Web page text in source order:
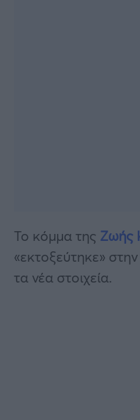
Το κόμμα της Ζωής
«εκτοξεύτηκε»
τα νέα στοιχεία.